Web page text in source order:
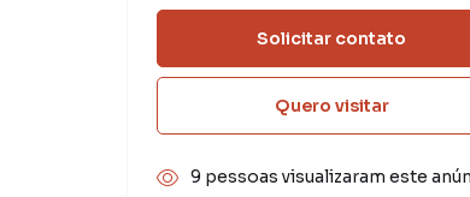
Solicitar contato
Quero visitar
9 pessoas visualizaram este